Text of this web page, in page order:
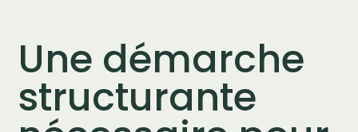
Une démarche
structurante